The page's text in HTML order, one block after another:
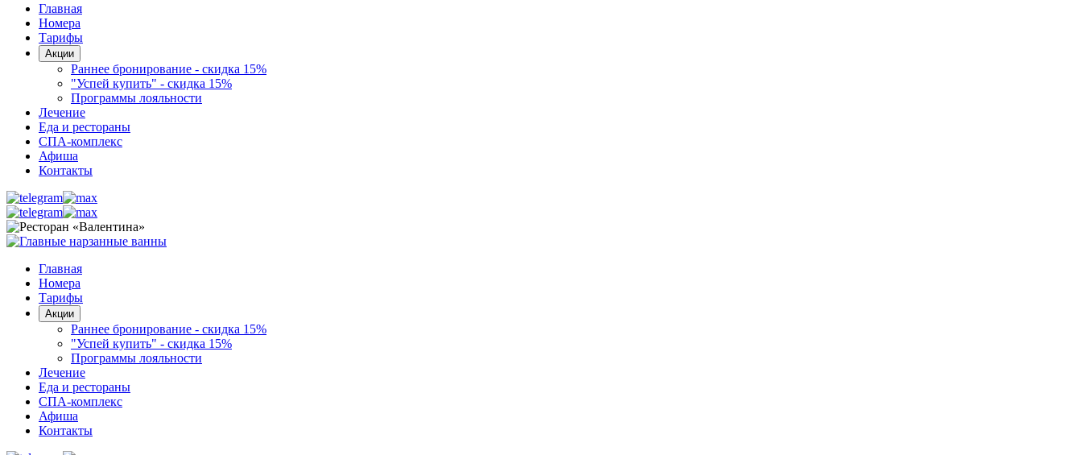
Главная
Номера
Тарифы
Акции
Раннее бронирование - скидка 15%
"Успей купить" - скидка 15%
Программы лояльности
Лечение
Еда и рестораны
СПА-комплекс
Афиша
Контакты
Главная
Номера
Тарифы
Акции
Раннее бронирование - скидка 15%
"Успей купить" - скидка 15%
Программы лояльности
Лечение
Еда и рестораны
СПА-комплекс
Афиша
Контакты